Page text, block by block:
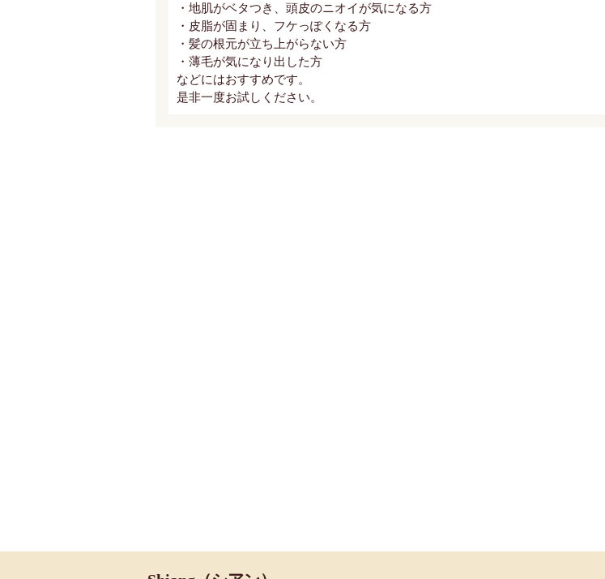
・地肌がベタつき、頭皮のニオイが気になる方
・皮脂が固まり、フケっぽくなる方
・髪の根元が立ち上がらない方
・薄毛が気になり出した方
などにはおすすめです。
是非一度お試しください。